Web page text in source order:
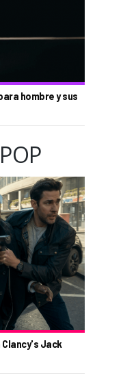
hombre y sus
Jack